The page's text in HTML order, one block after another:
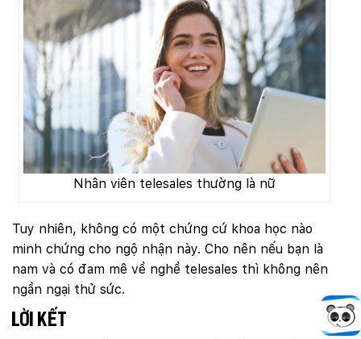
Nhân viên telesales thường là nữ
Tuy nhiên, không có một chứng cứ khoa học nào
minh chứng cho ngộ nhận này. Cho nên nếu bạn là
nam và có đam mê về nghề telesales thì không nên
ngần ngại thử sức.
Lời kết